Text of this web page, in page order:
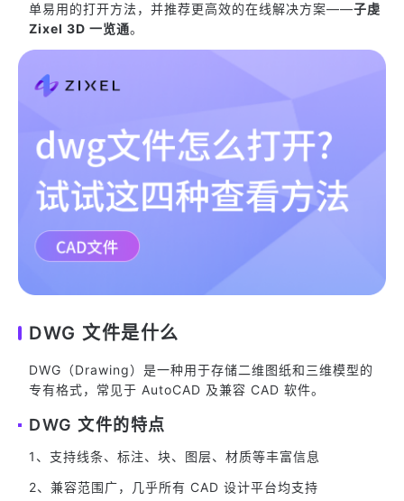
单易用的打开方法，并推荐更高效的在线解决方案——子虔
Zixel 3D 一览通。
DWG 文件是什么
DWG（Drawing）是一种用于存储二维图纸和三维模型的
专有格式，常见于 AutoCAD 及兼容 CAD 软件。
DWG 文件的特点
1、支持线条、标注、块、图层、材质等丰富信息
2、兼容范围广，几乎所有 CAD 设计平台均支持